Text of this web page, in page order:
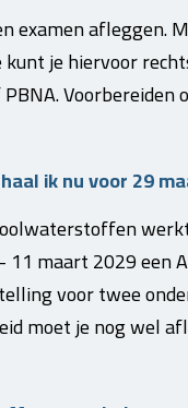
examen afleggen.
je hiervoor
ik nu voor 29
maart 2029 een
voor twee
moet je nog wel